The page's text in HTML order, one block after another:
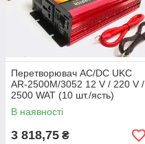
Перетворювач AC/DC UKC
AR-2500M/3052 12 V / 220 V /
2500 WAT (10 шт./ясть)
В наявності
3 818,75 ₴